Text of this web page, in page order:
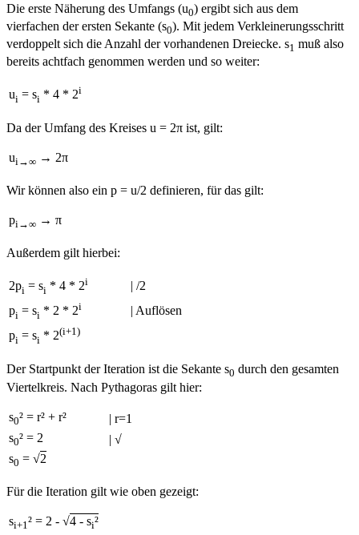
Die erste Näherung des Umfangs (u0) ergibt sich aus dem
vierfachen der ersten Sekante (s0). Mit jedem Verkleinerungsschritt
verdoppelt sich die Anzahl der vorhandenen Dreiecke. s1 muß also
bereits achtfach genommen werden und so weiter:
ui = si * 4 * 2i
Da der Umfang des Kreises u = 2π ist, gilt:
ui→∞ → 2π
Wir können also ein p = u/2 definieren, für das gilt:
pi→∞ → π
Außerdem gilt hierbei:
2pi = si * 4 * 2i
| /2
pi = si * 2 * 2i
| Auflösen
pi = si * 2(i+1)
Der Startpunkt der Iteration ist die Sekante s0 durch den gesamten
Viertelkreis. Nach Pythagoras gilt hier:
s0² = r² + r²
| r=1
s0² = 2
| √
s0 = √2
Für die Iteration gilt wie oben gezeigt:
si+1 ² = 2 - √4 - si²